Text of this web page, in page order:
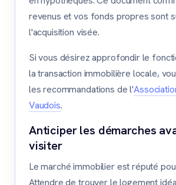
revenus et vos fonds propres sont
l'acquisition visée.
Si vous désirez approfondir le
la transaction immobilière locale,
les recommandations de l'
Vaudois.
Anticiper les démarches
visiter
Le marché immobilier est réputé
Attendre de trouver le logement